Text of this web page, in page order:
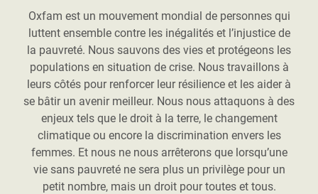
Oxfam est un mouvement mondial de personnes qui
luttent ensemble contre les inégalités et l’injustice de
la pauvreté. Nous sauvons des vies et protégeons les
populations en situation de crise. Nous travaillons à
leurs côtés pour renforcer leur résilience et les aider à
se bâtir un avenir meilleur. Nous nous attaquons à des
enjeux tels que le droit à la terre, le changement
climatique ou encore la discrimination envers les
femmes. Et nous ne nous arrêterons que lorsqu’une
vie sans pauvreté ne sera plus un privilège pour un
petit nombre, mais un droit pour toutes et tous.